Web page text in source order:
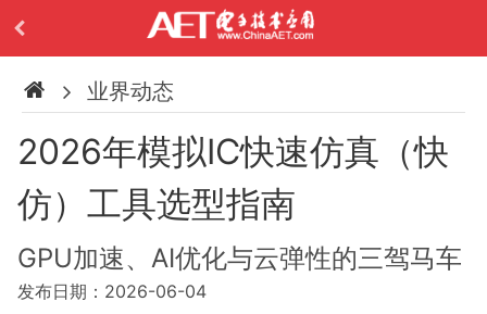
业界动态
2026年模拟IC快速仿真（快
仿）工具选型指南
GPU加速、AI优化与云弹性的三驾马车
发布日期：2026-06-04